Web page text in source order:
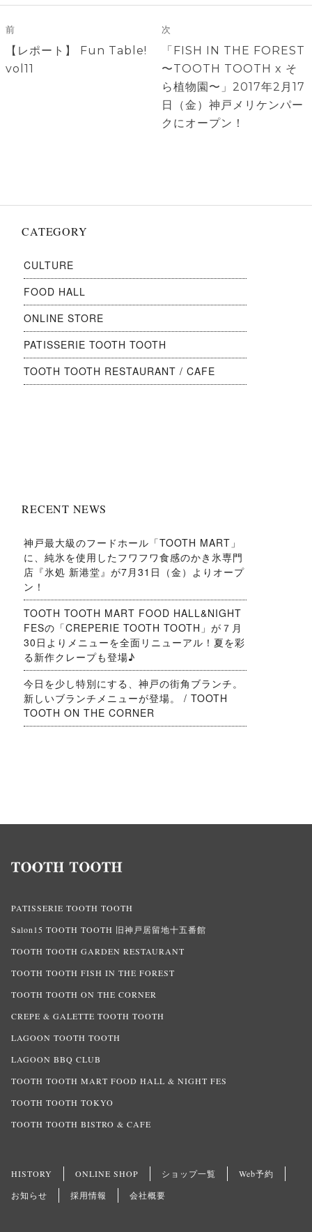
稿
ナ
ビ
前
前
の
【レポート】 Fun Table!
vol11
次
次
の
投
稿:
「FISH IN THE FOREST
〜TOOTH TOOTH x そ
ら植物園〜」2017年2月17
日（金）神戸メリケンパー
クにオープン！
CATEGORY
CULTURE
FOOD HALL
ONLINE STORE
PATISSERIE TOOTH TOOTH
TOOTH TOOTH RESTAURANT / CAFE
RECENT NEWS
神戸最大級のフードホール「TOOTH MART」
に、純氷を使用したフワフワ食感のかき氷専門
店『氷処 新港堂』が7月31日（金）よりオープ
ン！
TOOTH TOOTH MART FOOD HALL&NIGHT
FESの「CREPERIE TOOTH TOOTH」が７月
30日よりメニューを全面リニューアル！夏を彩
る新作クレープも登場♪
今日を少し特別にする、神戸の街角ブランチ。
新しいブランチメニューが登場。 / TOOTH
TOOTH ON THE CORNER
PATISSERIE TOOTH TOOTH
Salon15 TOOTH TOOTH 旧神戸居留地十五番館
TOOTH TOOTH GARDEN RESTAURANT
TOOTH TOOTH FISH IN THE FOREST
TOOTH TOOTH ON THE CORNER
CREPE & GALETTE TOOTH TOOTH
LAGOON TOOTH TOOTH
LAGOON BBQ CLUB
TOOTH TOOTH MART FOOD HALL & NIGHT FES
TOOTH TOOTH TOKYO
TOOTH TOOTH BISTRO & CAFE
HISTORY ONLINE SHOP ショップ一覧
Web予約
お知らせ
採用情報 会社概要